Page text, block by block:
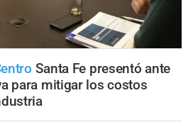
Santa Fe presentó ante
para mitigar los costos